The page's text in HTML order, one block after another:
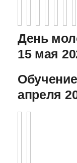
День
15 мая
апреля